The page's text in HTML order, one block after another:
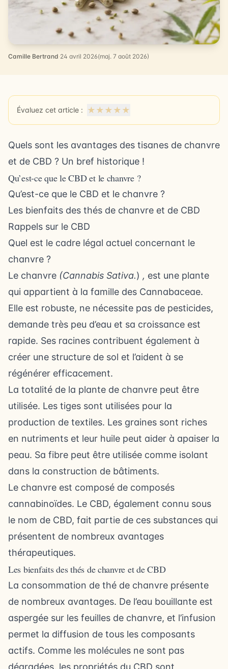
Camille Bertrand·24 avril 2026(maj. 7 août 2026)
Évaluez cet article : ★ ★ ★ ★ ★
Quels sont les avantages des tisanes de chanvre
et de CBD ? Un bref historique !
Qu’est-ce que le CBD et le chanvre ?
Qu’est-ce que le CBD et le chanvre ?
Les bienfaits des thés de chanvre et de CBD
Rappels sur le CBD
Quel est le cadre légal actuel concernant le
chanvre ?
Le chanvre (Cannabis Sativa.) , est une plante
qui appartient à la famille des Cannabaceae.
Elle est robuste, ne nécessite pas de pesticides,
demande très peu d’eau et sa croissance est
rapide. Ses racines contribuent également à
créer une structure de sol et l’aident à se
régénérer efficacement.
La totalité de la plante de chanvre peut être
utilisée. Les tiges sont utilisées pour la
production de textiles. Les graines sont riches
en nutriments et leur huile peut aider à apaiser la
peau. Sa fibre peut être utilisée comme isolant
dans la construction de bâtiments.
Le chanvre est composé de composés
cannabinoïdes. Le CBD, également connu sous
le nom de CBD, fait partie de ces substances qui
présentent de nombreux avantages
thérapeutiques.
Les bienfaits des thés de chanvre et de CBD
La consommation de thé de chanvre présente
de nombreux avantages. De l’eau bouillante est
aspergée sur les feuilles de chanvre, et l’infusion
permet la diffusion de tous les composants
actifs. Comme les molécules ne sont pas
dégradées, les propriétés du CBD sont